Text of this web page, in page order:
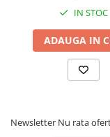
IN STOC
ADAUGA IN
Newsletter Nu rata